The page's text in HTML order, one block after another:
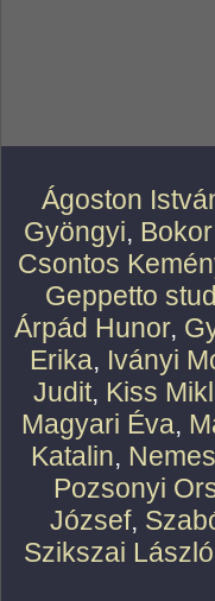
Ágoston
Gyöngyi,
Csontos
Geppetto
Árpád Hunor,
Erika, Iványi
Judit, Kiss
Magyari Éva,
Katalin,
Pozsonyi
József,
Szikszai László